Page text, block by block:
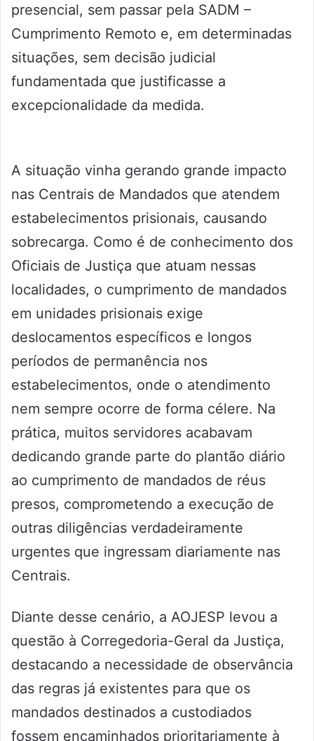
presencial, sem passar pela SADM –
Cumprimento Remoto e, em determinadas
situações, sem decisão judicial
fundamentada que justificasse a
excepcionalidade da medida.
A situação vinha gerando grande impacto
nas Centrais de Mandados que atendem
estabelecimentos prisionais, causando
sobrecarga. Como é de conhecimento dos
Oficiais de Justiça que atuam nessas
localidades, o cumprimento de mandados
em unidades prisionais exige
deslocamentos específicos e longos
períodos de permanência nos
estabelecimentos, onde o atendimento
nem sempre ocorre de forma célere. Na
prática, muitos servidores acabavam
dedicando grande parte do plantão diário
ao cumprimento de mandados de réus
presos, comprometendo a execução de
outras diligências verdadeiramente
urgentes que ingressam diariamente nas
Centrais.
Diante desse cenário, a AOJESP levou a
questão à Corregedoria-Geral da Justiça,
destacando a necessidade de observância
das regras já existentes para que os
mandados destinados a custodiados
fossem encaminhados prioritariamente à